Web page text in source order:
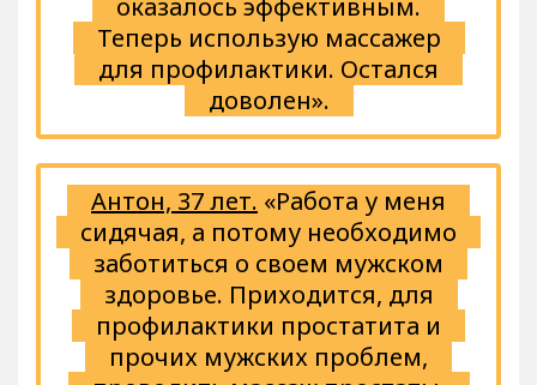
оказалось эффективным.
Теперь использую массажер
для профилактики. Остался
доволен».
Антон, 37 лет. «Работа у меня
сидячая, а потому необходимо
заботиться о своем мужском
здоровье. Приходится, для
профилактики простатита и
прочих мужских проблем,